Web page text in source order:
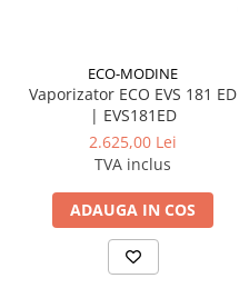
ECO-MODINE
Vaporizator ECO EVS 181 ED
| EVS181ED
2.625,00 Lei
TVA inclus
ADAUGA IN COS